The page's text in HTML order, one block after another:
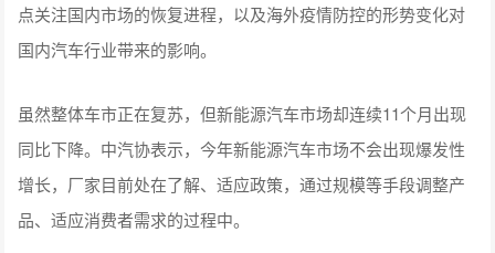
点关注国内市场的恢复进程，以及海外疫情防控的形势变化对
国内汽车行业带来的影响。
虽然整体车市正在复苏，但新能源汽车市场却连续11个月出现
同比下降。中汽协表示，今年新能源汽车市场不会出现爆发性
增长，厂家目前处在了解、适应政策，通过规模等手段调整产
品、适应消费者需求的过程中。